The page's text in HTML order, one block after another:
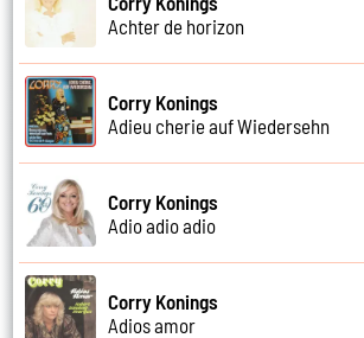
Achter de horizon
Corry Konings
Adieu cherie auf Wiedersehn
Corry Konings
Adio adio adio
Corry Konings
Adios amor